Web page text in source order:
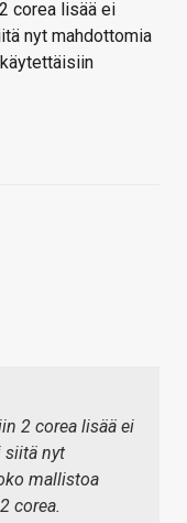
corea lisää ei
nyt mahdottomia
2 corea lisää ei
siitä nyt
mallistoa
corea.